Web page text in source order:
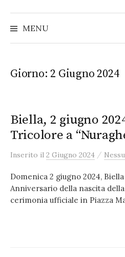
MENU
Giorno:2 Giugno 2024
Biella, 2 giugno
Tricolore a
Inserito il 2 Giugno 2024 /
Domenica 2 giugno 2024,
Anniversario della nascita
cerimonia ufficiale in Piazza